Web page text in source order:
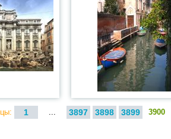
1 ... 3897 3898 3899 3900